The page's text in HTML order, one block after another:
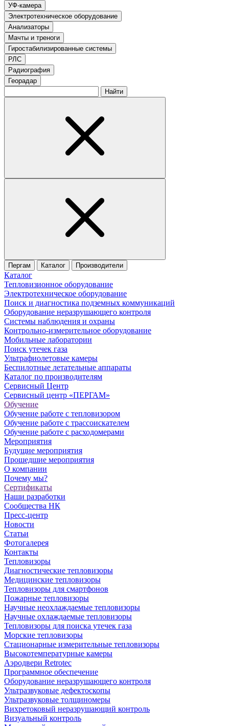
УФ-камера
Электротехническое оборудование
Анализаторы
Мачты и треноги
Гиростабилизированные системы
РЛС
Радиография
Георадар
Найти
Пергам Каталог Производители
Каталог
Тепловизионное оборудование
Электротехническое оборудование
Поиск и диагностика подземных коммуникаций
Оборудование неразрушающего контроля
Системы наблюдения и охраны
Контрольно-измерительное оборудование
Мобильные лаборатории
Поиск утечек газа
Ультрафиолетовые камеры
Беспилотные летательные аппараты
Каталог по производителям
Сервисный Центр
Сервисный центр «ПЕРГАМ»
Обучение
Обучение работе с тепловизором
Обучение работе с трассоискателем
Обучение работе с расходомерами
Мероприятия
Будущие мероприятия
Прошедшие мероприятия
О компании
Почему мы?
Сертификаты
Наши разработки
Сообщества НК
Пресс-центр
Новости
Статьи
Фотогалерея
Контакты
Тепловизоры
Диагностические тепловизоры
Медицинские тепловизоры
Тепловизоры для смартфонов
Пожарные тепловизоры
Научные неохлаждаемые тепловизоры
Научные охлаждаемые тепловизоры
Тепловизоры для поиска утечек газа
Морские тепловизоры
Стационарные измерительные тепловизоры
Высокотемпературные камеры
Аэродвери Retrotec
Программное обеспечение
Оборудование неразрушающего контроля
Ультразвуковые дефектоскопы
Ультразвуковые толщиномеры
Вихретоковый неразрушающий контроль
Визуальный контроль